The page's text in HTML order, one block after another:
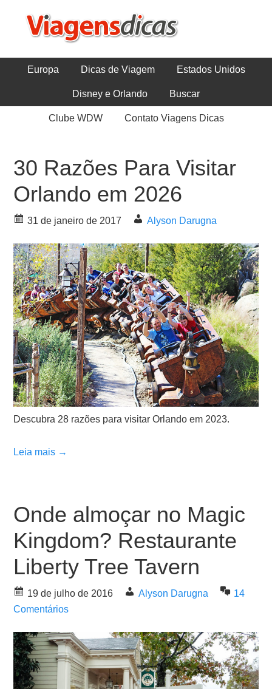
Europa Dicas de Viagem Estados Unidos
Disney e Orlando Buscar
Clube WDW Contato Viagens Dicas
30 Razões Para Visitar
Orlando em 2026
31 de janeiro de 2017 Alyson Darugna
Descubra 28 razões para visitar Orlando em 2023.
Leia mais →
Onde almoçar no Magic
Kingdom? Restaurante
Liberty Tree Tavern
19 de julho de 2016 Alyson Darugna
14
Comentários